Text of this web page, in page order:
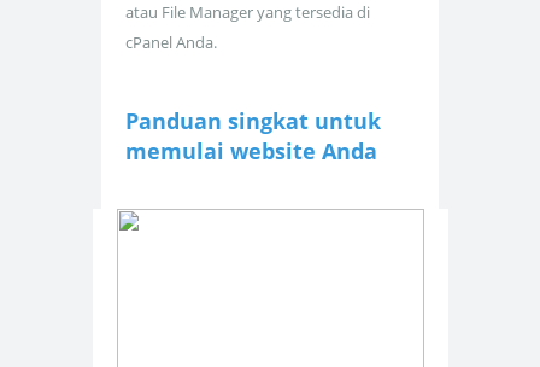
atau File Manager yang tersedia di
cPanel Anda.
Panduan singkat untuk
memulai website Anda